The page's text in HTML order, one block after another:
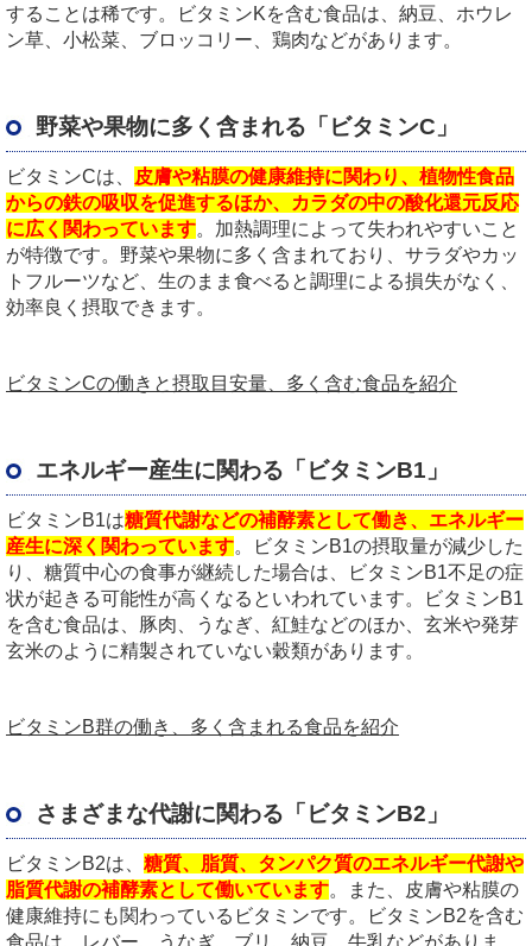
することは稀です。ビタミンKを含む食品は、納豆、ホウレ
ン草、小松菜、ブロッコリー、鶏肉などがあります。
野菜や果物に多く含まれる「ビタミンC」
ビタミンCは、
皮膚や粘膜の健康維持に関わり、植物性食品
からの鉄の吸収を促進するほか、カラダの中の酸化還元反応
に広く関わっています。加熱調理によって失われやすいこと
が特徴です。野菜や果物に多く含まれており、サラダやカッ
トフルーツなど、生のまま食べると調理による損失がなく、
効率良く摂取できます。
ビタミンCの働きと摂取目安量、多く含む食品を紹介
エネルギー産生に関わる「ビタミンB1」
ビタミンB1は糖質代謝などの補酵素として働き、エネルギー
産生に深く関わっています。ビタミンB1の摂取量が減少した
り、糖質中心の食事が継続した場合は、ビタミンB1不足の症
状が起きる可能性が高くなるといわれています。ビタミンB1
を含む食品は、豚肉、うなぎ、紅鮭などのほか、玄米や発芽
玄米のように精製されていない穀類があります。
ビタミンB群の働き、多く含まれる食品を紹介
さまざまな代謝に関わる「ビタミンB2」
ビタミンB2は、 糖質、脂質、タンパク質のエネルギー代謝や
脂質代謝の補酵素として働いています。また、皮膚や粘膜の
健康維持にも関わっているビタミンです。ビタミンB2を含む
食品は、レバー、うなぎ、ブリ、納豆、牛乳などがありま